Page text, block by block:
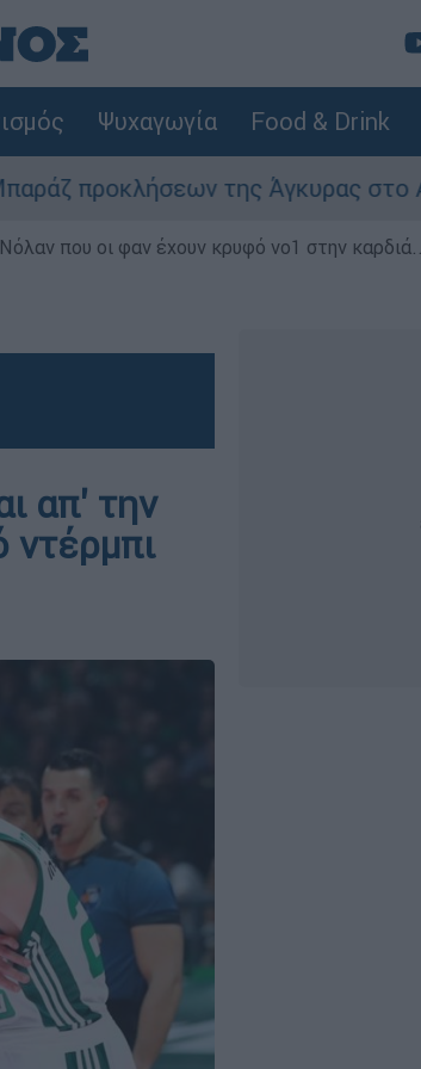
Ψυχαγωγία Food & Drink
της Άγκυρας στο Αιγαίο:
που οι φαν έχουν κρυφό νο1 στην
απ' την
ντέρμπι